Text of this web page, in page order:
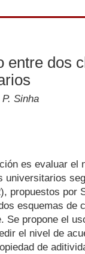
entre dos
Sinha
es evaluar el
universitarios
propuestos por
esquemas de
Se propone el
el nivel de
de